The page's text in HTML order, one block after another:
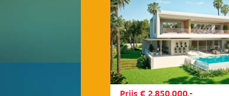
Prijs € 2.850.000,-